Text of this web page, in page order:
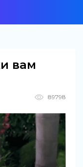
вам
89798